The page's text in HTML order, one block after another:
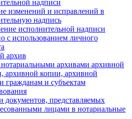
надписи
изменений и исправлений в
надпись
исполнительной надписи
с использованием личного
архив
архивами архивной
архивной копии, архивной
гражданам и субъектам
документов, представляемых
лицами в нотариальные